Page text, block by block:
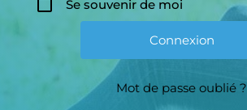
Se souvenir de moi
Mot de passe oublié ?